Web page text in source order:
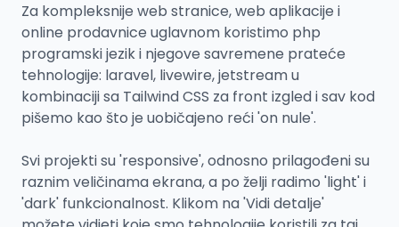
Za kompleksnije web stranice, web aplikacije i
online prodavnice uglavnom koristimo php
programski jezik i njegove savremene prateće
tehnologije: laravel, livewire, jetstream u
kombinaciji sa Tailwind CSS za front izgled i sav kod
pišemo kao što je uobičajeno reći 'on nule'.
Svi projekti su 'responsive', odnosno prilagođeni su
raznim veličinama ekrana, a po želji radimo 'light' i
'dark' funkcionalnost. Klikom na 'Vidi detalje'